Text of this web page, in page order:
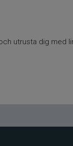
utrusta dig med